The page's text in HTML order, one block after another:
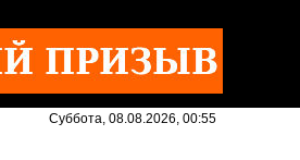
Суббота, 08.08.2026, 00:55